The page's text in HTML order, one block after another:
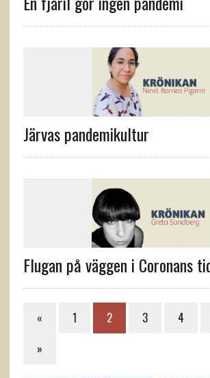
Järvas pandemikultur
Flugan på väggen i Coronans
« 1 2 3 4
»